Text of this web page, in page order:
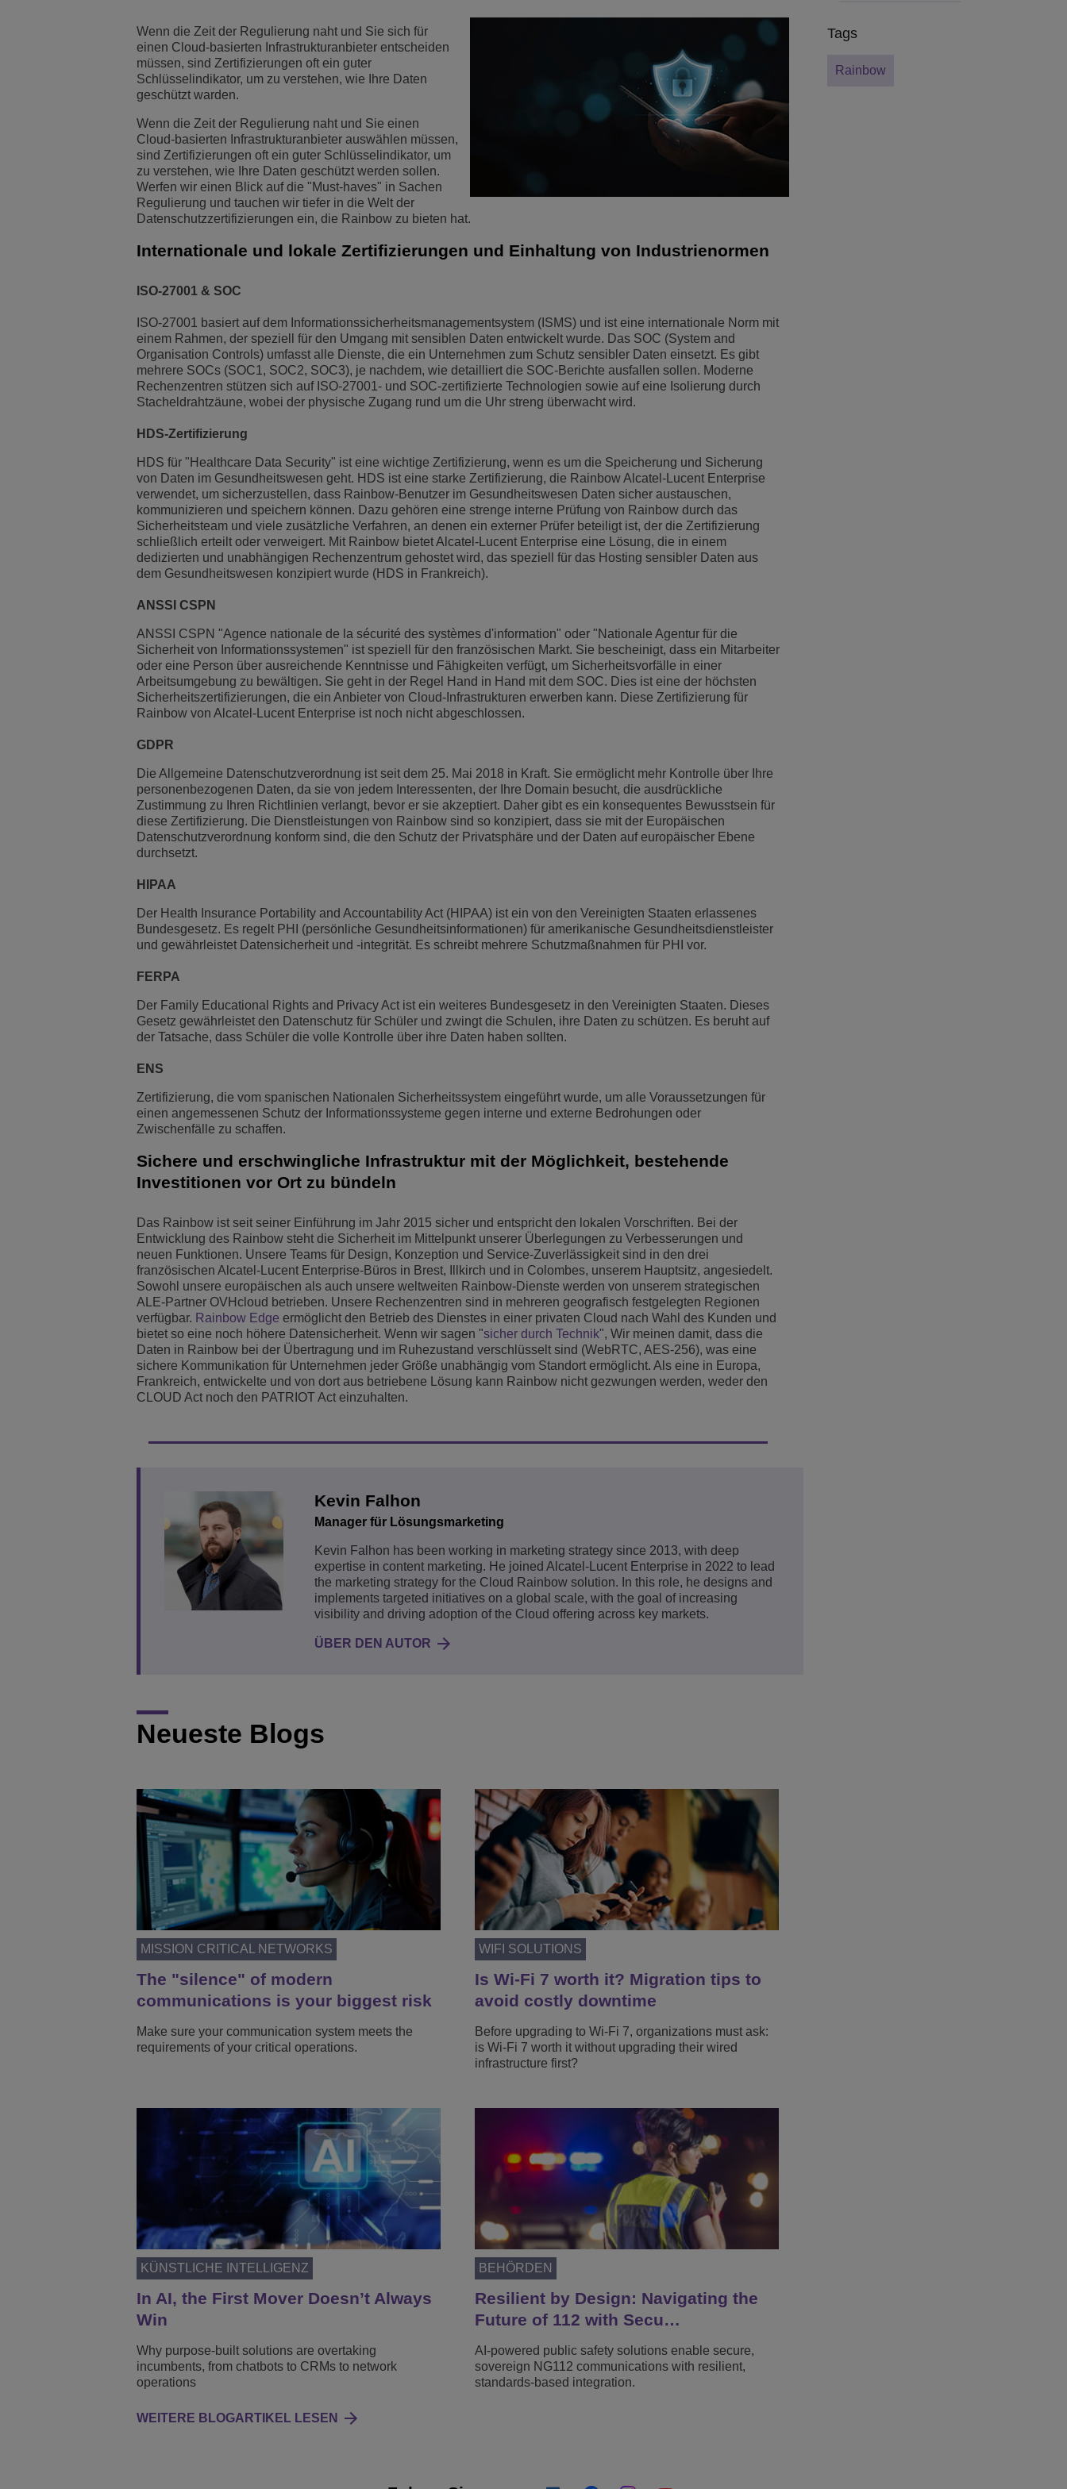
Transportation Solutions
Kleine und mittelständische Unternehmen
Mission-Critical Communications
Weiterlesen
Netzwerkmanagement und Sicherheit
ALE-Standorte
Wenn die Zeit der Regulierung naht und Sie sich für
einen Cloud-basierten Infrastrukturanbieter entscheiden
müssen, sind Zertifizierungen oft ein guter
Schlüsselindikator, um zu verstehen, wie Ihre Daten
geschützt warden.
Wenn die Zeit der Regulierung naht und Sie einen
Cloud-basierten Infrastrukturanbieter auswählen müssen,
sind Zertifizierungen oft ein guter Schlüsselindikator, um
zu verstehen, wie Ihre Daten geschützt werden sollen.
Werfen wir einen Blick auf die "Must-haves" in Sachen
Regulierung und tauchen wir tiefer in die Welt der
Datenschutzzertifizierungen ein, die Rainbow zu bieten hat.
Internationale und lokale Zertifizierungen und Einhaltung von Industrienormen
ISO-27001 & SOC
ISO-27001 basiert auf dem Informationssicherheitsmanagementsystem (ISMS) und ist eine internationale Norm mit
einem Rahmen, der speziell für den Umgang mit sensiblen Daten entwickelt wurde. Das SOC (System and
Organisation Controls) umfasst alle Dienste, die ein Unternehmen zum Schutz sensibler Daten einsetzt. Es gibt
mehrere SOCs (SOC1, SOC2, SOC3), je nachdem, wie detailliert die SOC-Berichte ausfallen sollen. Moderne
Rechenzentren stützen sich auf ISO-27001- und SOC-zertifizierte Technologien sowie auf eine Isolierung durch
Stacheldrahtzäune, wobei der physische Zugang rund um die Uhr streng überwacht wird.
HDS-Zertifizierung
HDS für "Healthcare Data Security" ist eine wichtige Zertifizierung, wenn es um die Speicherung und Sicherung
von Daten im Gesundheitswesen geht. HDS ist eine starke Zertifizierung, die Rainbow Alcatel-Lucent Enterprise
verwendet, um sicherzustellen, dass Rainbow-Benutzer im Gesundheitswesen Daten sicher austauschen,
kommunizieren und speichern können. Dazu gehören eine strenge interne Prüfung von Rainbow durch das
Sicherheitsteam und viele zusätzliche Verfahren, an denen ein externer Prüfer beteiligt ist, der die Zertifizierung
schließlich erteilt oder verweigert. Mit Rainbow bietet Alcatel-Lucent Enterprise eine Lösung, die in einem
dedizierten und unabhängigen Rechenzentrum gehostet wird, das speziell für das Hosting sensibler Daten aus
dem Gesundheitswesen konzipiert wurde (HDS in Frankreich).
ANSSI CSPN
ANSSI CSPN "Agence nationale de la sécurité des systèmes d'information" oder "Nationale Agentur für die
Sicherheit von Informationssystemen" ist speziell für den französischen Markt. Sie bescheinigt, dass ein Mitarbeiter
oder eine Person über ausreichende Kenntnisse und Fähigkeiten verfügt, um Sicherheitsvorfälle in einer
Arbeitsumgebung zu bewältigen. Sie geht in der Regel Hand in Hand mit dem SOC. Dies ist eine der höchsten
Sicherheitszertifizierungen, die ein Anbieter von Cloud-Infrastrukturen erwerben kann. Diese Zertifizierung für
Rainbow von Alcatel-Lucent Enterprise ist noch nicht abgeschlossen.
GDPR
Die Allgemeine Datenschutzverordnung ist seit dem 25. Mai 2018 in Kraft. Sie ermöglicht mehr Kontrolle über Ihre
personenbezogenen Daten, da sie von jedem Interessenten, der Ihre Domain besucht, die ausdrückliche
Zustimmung zu Ihren Richtlinien verlangt, bevor er sie akzeptiert. Daher gibt es ein konsequentes Bewusstsein für
diese Zertifizierung. Die Dienstleistungen von Rainbow sind so konzipiert, dass sie mit der Europäischen
Datenschutzverordnung konform sind, die den Schutz der Privatsphäre und der Daten auf europäischer Ebene
durchsetzt.
HIPAA
Der Health Insurance Portability and Accountability Act (HIPAA) ist ein von den Vereinigten Staaten erlassenes
Bundesgesetz. Es regelt PHI (persönliche Gesundheitsinformationen) für amerikanische Gesundheitsdienstleister
und gewährleistet Datensicherheit und -integrität. Es schreibt mehrere Schutzmaßnahmen für PHI vor.
FERPA
Der Family Educational Rights and Privacy Act ist ein weiteres Bundesgesetz in den Vereinigten Staaten. Dieses
Gesetz gewährleistet den Datenschutz für Schüler und zwingt die Schulen, ihre Daten zu schützen. Es beruht auf
der Tatsache, dass Schüler die volle Kontrolle über ihre Daten haben sollten.
ENS
Zertifizierung, die vom spanischen Nationalen Sicherheitssystem eingeführt wurde, um alle Voraussetzungen für
einen angemessenen Schutz der Informationssysteme gegen interne und externe Bedrohungen oder
Zwischenfälle zu schaffen.
Sichere und erschwingliche Infrastruktur mit der Möglichkeit, bestehende
Investitionen vor Ort zu bündeln
Das Rainbow ist seit seiner Einführung im Jahr 2015 sicher und entspricht den lokalen Vorschriften. Bei der
Entwicklung des Rainbow steht die Sicherheit im Mittelpunkt unserer Überlegungen zu Verbesserungen und
neuen Funktionen. Unsere Teams für Design, Konzeption und Service-Zuverlässigkeit sind in den drei
französischen Alcatel-Lucent Enterprise-Büros in Brest, Illkirch und in Colombes, unserem Hauptsitz, angesiedelt.
Sowohl unsere europäischen als auch unsere weltweiten Rainbow-Dienste werden von unserem strategischen
ALE-Partner OVHcloud betrieben. Unsere Rechenzentren sind in mehreren geografisch festgelegten Regionen
verfügbar. Rainbow Edge ermöglicht den Betrieb des Dienstes in einer privaten Cloud nach Wahl des Kunden und
bietet so eine noch höhere Datensicherheit. Wenn wir sagen "sicher durch Technik", Wir meinen damit, dass die
Daten in Rainbow bei der Übertragung und im Ruhezustand verschlüsselt sind (WebRTC, AES-256), was eine
sichere Kommunikation für Unternehmen jeder Größe unabhängig vom Standort ermöglicht. Als eine in Europa,
Frankreich, entwickelte und von dort aus betriebene Lösung kann Rainbow nicht gezwungen werden, weder den
CLOUD Act noch den PATRIOT Act einzuhalten.
Kevin Falhon
Manager für Lösungsmarketing
Kevin Falhon has been working in marketing strategy since 2013, with deep
expertise in content marketing. He joined Alcatel-Lucent Enterprise in 2022 to lead
the marketing strategy for the Cloud Rainbow solution. In this role, he designs and
implements targeted initiatives on a global scale, with the goal of increasing
visibility and driving adoption of the Cloud offering across key markets.
ÜBER DEN AUTOR
Neueste Blogs
MISSION CRITICAL NETWORKS
The "silence" of modern
communications is your biggest risk
Make sure your communication system meets the
requirements of your critical operations.
WIFI SOLUTIONS
Is Wi-Fi 7 worth it? Migration tips to
avoid costly downtime
Before upgrading to Wi-Fi 7, organizations must ask:
is Wi-Fi 7 worth it without upgrading their wired
infrastructure first?
KÜNSTLICHE INTELLIGENZ
In AI, the First Mover Doesn’t Always
Win
Why purpose-built solutions are overtaking
incumbents, from chatbots to CRMs to network
operations
BEHÖRDEN
Resilient by Design: Navigating the
Future of 112 with Secu…
AI-powered public safety solutions enable secure,
sovereign NG112 communications with resilient,
standards-based integration.
WEITERE BLOGARTIKEL LESEN
Tags
Rainbow